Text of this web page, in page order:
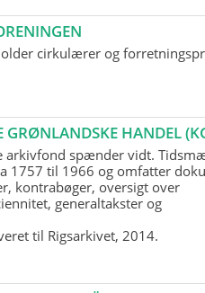
cirkulærer og
GRØNLANDSKE HANDEL
arkivfond spænder vidt.
1757 til 1966 og omfatter
kontrabøger, oversigt over
generaltakster og
til Rigsarkivet, 2014.